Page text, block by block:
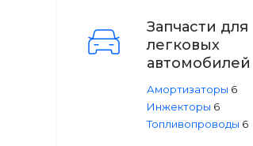
Запчасти для
легковых
автомобилей
Амортизаторы 6
Инжекторы 6
Топливопроводы 6